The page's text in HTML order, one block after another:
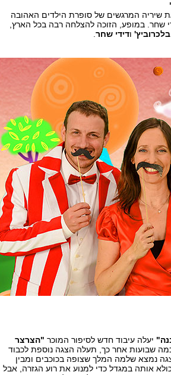
שיריה המרגשים של סופרת הילדים האהובה
שחר. במופע, הזוכה להצלחה רבה בכל הארץ,
ודידי שחר
יעלה עיבוד חדש לסיפור המוכר "הצרצר
שבועות אחר כך, תעלה הצגה נוספת לכבוד
נמצא שלמה המלך שצופה בכוכבים ומבין
אותה במגדל כדי למנוע את רוע הגזרה, אבל